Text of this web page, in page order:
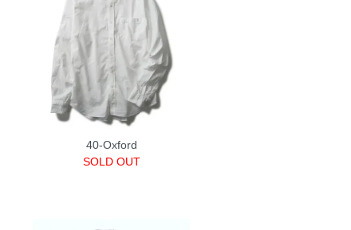
40-Oxford
SOLD OUT